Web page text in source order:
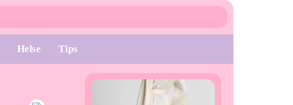
Helse Tips